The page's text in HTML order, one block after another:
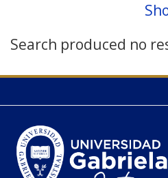
Search produced no